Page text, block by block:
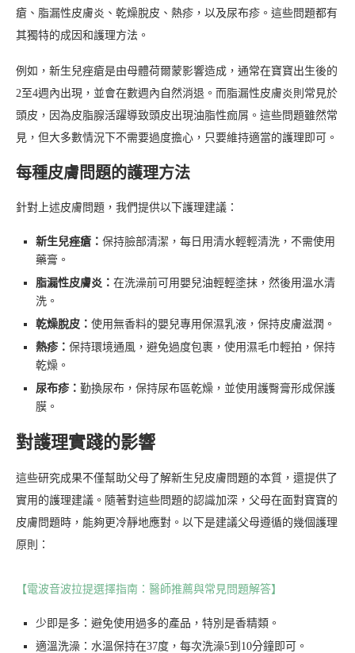
瘡、脂漏性皮膚炎、乾燥脫皮、熱疹，以及尿布疹。這些問題都有
其獨特的成因和護理方法。
例如，新生兒痤瘡是由母體荷爾蒙影響造成，通常在寶寶出生後的
2至4週內出現，並會在數週內自然消退。而脂漏性皮膚炎則常見於
頭皮，因為皮脂腺活躍導致頭皮出現油脂性痂屑。這些問題雖然常
見，但大多數情況下不需要過度擔心，只要維持適當的護理即可。
每種皮膚問題的護理方法
針對上述皮膚問題，我們提供以下護理建議：
新生兒痤瘡： 保持臉部清潔，每日用清水輕輕清洗，不需使用
藥膏。
脂漏性皮膚炎： 在洗澡前可用嬰兒油輕輕塗抹，然後用溫水清
洗。
乾燥脫皮： 使用無香料的嬰兒專用保濕乳液，保持皮膚滋潤。
熱疹： 保持環境通風，避免過度包裹，使用濕毛巾輕拍，保持
乾燥。
尿布疹： 勤換尿布，保持尿布區乾燥，並使用護臀膏形成保護
膜。
對護理實踐的影響
這些研究成果不僅幫助父母了解新生兒皮膚問題的本質，還提供了
實用的護理建議。隨著對這些問題的認識加深，父母在面對寶寶的
皮膚問題時，能夠更冷靜地應對。以下是建議父母遵循的幾個護理
原則：
【電波音波拉提選擇指南：醫師推薦與常見問題解答】
少即是多：避免使用過多的產品，特別是香精類。
適溫洗澡：水溫保持在37度，每次洗澡5到10分鐘即可。